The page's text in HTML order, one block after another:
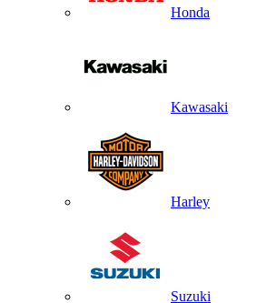
Honda
Kawasaki
Harley
Suzuki